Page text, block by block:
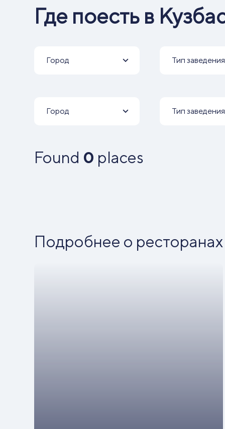
Где поесть в
Город Тип заведения
Город Тип заведения
Found 0 places
Подробнее о ресторанах